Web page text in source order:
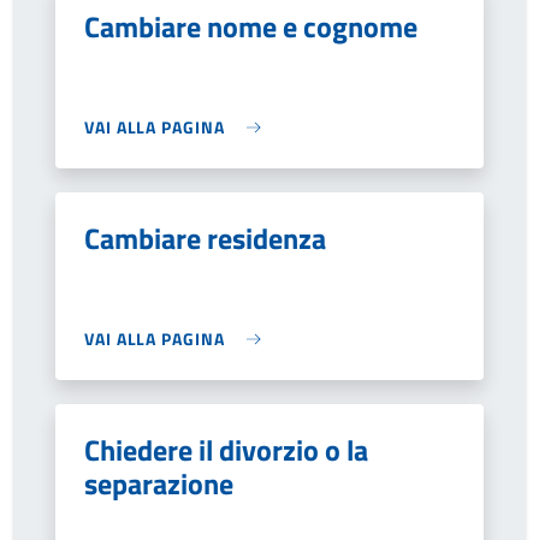
Cambiare nome e cognome
VAI ALLA PAGINA
Cambiare residenza
VAI ALLA PAGINA
Chiedere il divorzio o la
separazione